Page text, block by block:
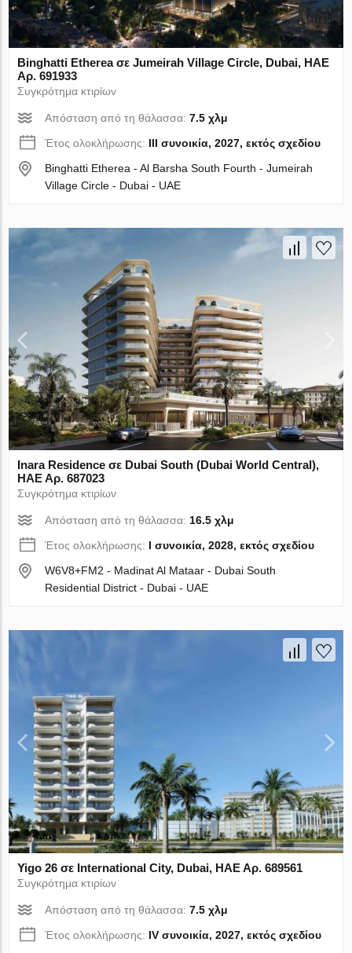
Binghatti Etherea σε Jumeirah Village Circle, Dubai, ΗΑΕ
Αρ. 691933
Συγκρότημα κτιρίων
Απόσταση από τη θάλασσα:7.5 χλμ
Έτος ολοκλήρωσης: III συνοικία, 2027, εκτός σχεδίου
Binghatti Etherea - Al Barsha South Fourth - Jumeirah
Village Circle - Dubai - UAE
Inara Residence σε Dubai South (Dubai World Central),
ΗΑΕ Αρ. 687023
Συγκρότημα κτιρίων
Απόσταση από τη θάλασσα:16.5 χλμ
Έτος ολοκλήρωσης: I συνοικία, 2028, εκτός σχεδίου
W6V8+FM2 - Madinat Al Mataar - Dubai South
Residential District - Dubai - UAE
Yigo 26 σε International City, Dubai, ΗΑΕ Αρ. 689561
Συγκρότημα κτιρίων
Απόσταση από τη θάλασσα:7.5 χλμ
Έτος ολοκλήρωσης: IV συνοικία, 2027, εκτός σχεδίου